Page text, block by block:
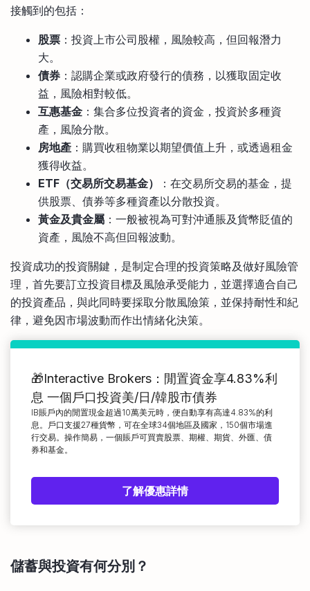
接觸到的包括：
股票 ：投資上市公司股權，風險較高，但回報潛力
大。
債券 ：認購企業或政府發行的債務，以獲取固定收
益，風險相對較低。
互惠基金 ：集合多位投資者的資金，投資於多種資
產，風險分散。
房地產 ：購買收租物業以期望價值上升，或透過租金
獲得收益。
ETF（交易所交易基金）
：在交易所交易的基金，提
供股票、債券等多種資產以分散投資。
黃金及貴金屬 ：一般被視為可對沖通脹及貨幣貶值的
資產，風險不高但回報波動。
投資成功的投資關鍵，是制定合理的投資策略及做好風險管
理，首先要訂立投資目標及風險承受能力，並選擇適合自己
的投資產品，與此同時要採取分散風險策，並保持耐性和紀
律，避免因市場波動而作出情緒化決策。
🎁Interactive Brokers：閒置資金享4.83%利
息 一個戶口投資美/日/韓股市債券
IB賬戶內的閒置現金超過10萬美元時，便自動享有高達4.83%的利
息。戶口支援27種貨幣，可在全球34個地區及國家，150個市場進
行交易。操作簡易，一個賬戶可買賣股票、期權、期貨、外匯、債
券和基金。
了解優惠詳情
儲蓄與投資有何分別？